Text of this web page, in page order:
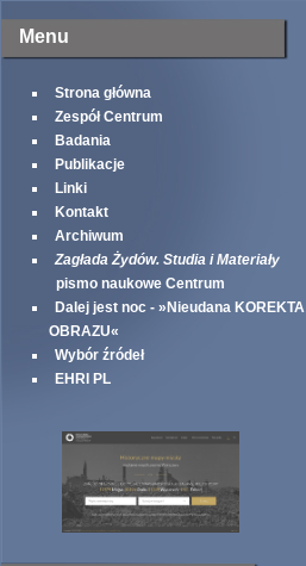
Menu
Strona główna
Zespół Centrum
Badania
Publikacje
Linki
Kontakt
Archiwum
Zagłada Żydów. Studia i Materiały
pismo naukowe Centrum
Dalej jest noc - »Nieudana KOREKTA
OBRAZU«
Wybór źródeł
EHRI PL